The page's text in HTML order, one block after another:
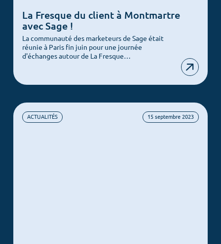
La Fresque du client à Montmartre
avec Sage !
La communauté des marketeurs de Sage était
réunie à Paris fin juin pour une journée
d'échanges autour de La Fresque…
ACTUALITÉS 15 septembre 2023